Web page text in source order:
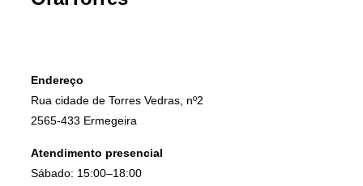
navigation
Endereço
Rua cidade de Torres Vedras, nº2
2565-433 Ermegeira
Atendimento presencial
Sábado: 15:00–18:00